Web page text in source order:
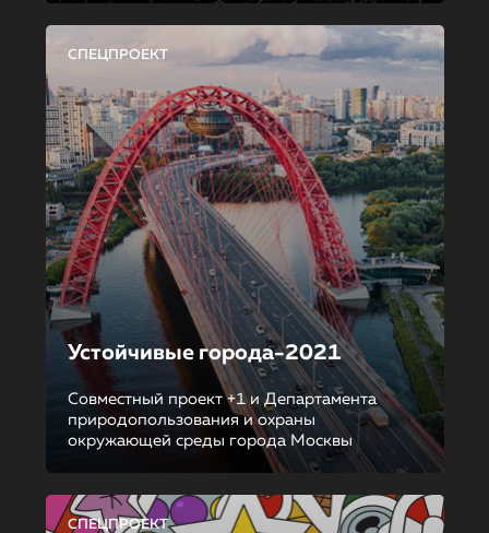
СПЕЦПРОЕКТ
Устойчивые города-2021
Совместный проект +1 и Департамента
природопользования и охраны
окружающей среды города Москвы
СПЕЦПРОЕКТ